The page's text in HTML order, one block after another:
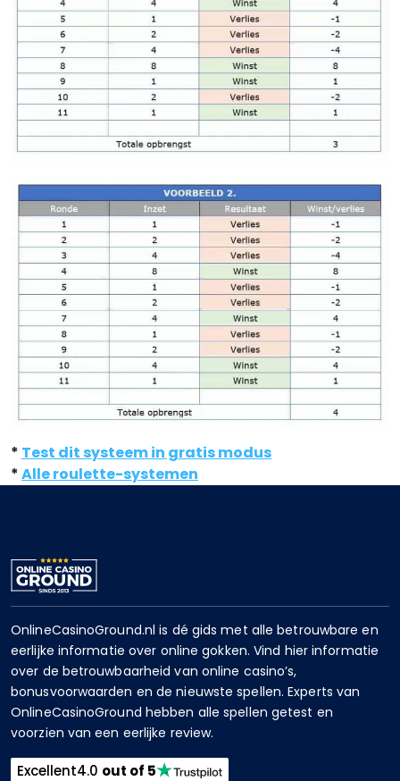
* Test dit systeem in gratis modus
*Alle roulette-systemen
OnlineCasinoGround.nl is dé gids met alle betrouwbare en
eerlijke informatie over online gokken. Vind hier informatie
over de betrouwbaarheid van online casino’s,
bonusvoorwaarden en de nieuwste spellen. Experts van
OnlineCasinoGround hebben alle spellen getest en
voorzien van een eerlijke review.
Excellent4.0 out of 5